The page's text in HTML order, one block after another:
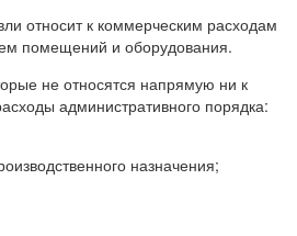
относит к коммерческим расходам
помещений и оборудования.
не относятся напрямую ни к
административного порядка:
назначения;